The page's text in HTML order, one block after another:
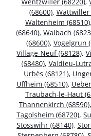
(68600), Wattwiller
Waltenheim (68510),
(68640), Walbach
(68600), Vogelgrun
Village-Neuf (68128),
(68480), Valdieu-
Urbès (68121),
Uffheim (68510),
Traubach-le-Haut
Thannenkirch (68590),
Tagolsheim (68720),
Stosswihr (68140),